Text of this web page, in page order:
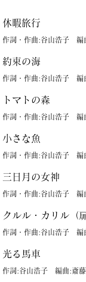
休暇旅行
作詞・作曲:谷山浩子 編
約束の海
作詞・作曲:谷山浩子 編
トマトの森
作詞・作曲:谷山浩子 編
小さな魚
作詞・作曲:谷山浩子 編
三日月の女神
作詞・作曲:谷山浩子 編
クルル・カリル（
作詞・作曲:谷山浩子 編
光る馬車
作詞:谷山浩子 編曲:斎藤